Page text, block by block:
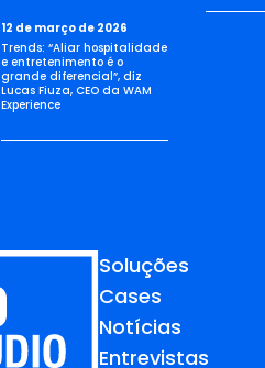
12 de março de 2026
Trends: “Aliar hospitalidade
e entretenimento é o
grande diferencial”, diz
Lucas Fiuza, CEO da WAM
Experience
Soluções
Cases
Notícias
Entrevistas